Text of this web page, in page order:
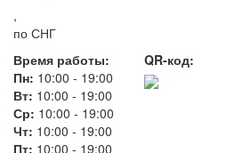
,
по СНГ
Время работы:
Пн: 10:00 - 19:00
Вт: 10:00 - 19:00
Ср: 10:00 - 19:00
Чт: 10:00 - 19:00
Пт: 10:00 - 19:00
QR-код: